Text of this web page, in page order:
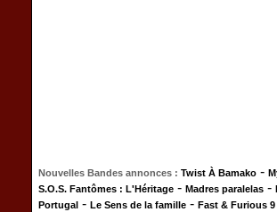
Nouvelles Bandes annonces : Twist À Bamako -
S.O.S. Fantômes : L'Héritage - Madres paralelas -
Portugal - Le Sens de la famille - Fast & Furious 9